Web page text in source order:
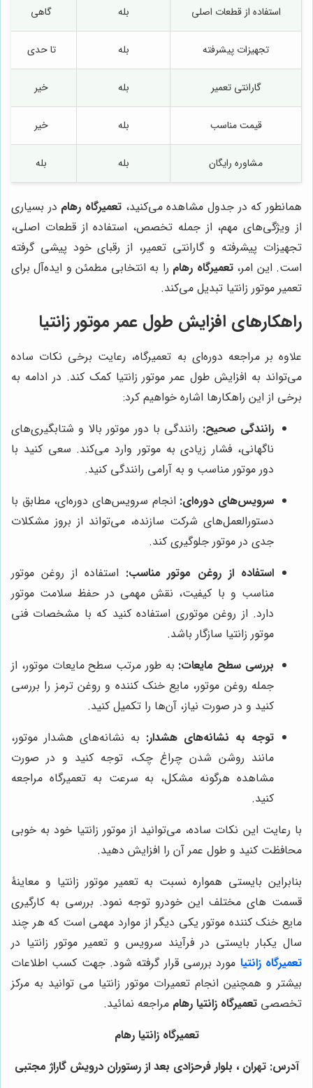
استفاده از قطعات اصلی بله گاهی
تجهیزات پیشرفته بله تا حدی
گارانتی تعمیر بله خیر
قیمت مناسب بله خیر
مشاوره رایگان بله بله
همانطور که در جدول مشاهده می‌کنید، تعمیرگاه رهام در بسیاری
از ویژگی‌های مهم، از جمله تخصص، استفاده از قطعات اصلی،
تجهیزات پیشرفته و گارانتی تعمیر، از رقبای خود پیشی گرفته
است. این امر،تعمیرگاه رهام را به انتخابی مطمئن و ایده‌آل برای
تعمیر موتور زانتیا تبدیل می‌کند.
راهکارهای افزایش طول عمر موتور زانتیا
علاوه بر مراجعه دوره‌ای به تعمیرگاه، رعایت برخی نکات ساده
می‌تواند به افزایش طول عمر موتور زانتیا کمک کند. در ادامه به
برخی از این راهکارها اشاره خواهیم کرد:
رانندگی صحیح: رانندگی با دور موتور بالا و شتابگیری‌های
ناگهانی، فشار زیادی به موتور وارد می‌کند. سعی کنید با
دور موتور مناسب و به آرامی رانندگی کنید.
سرویس‌های دوره‌ای: انجام سرویس‌های دوره‌ای، مطابق با
دستورالعمل‌های شرکت سازنده، می‌تواند از بروز مشکلات
جدی در موتور جلوگیری کند.
استفاده از روغن موتور مناسب: استفاده از روغن موتور
مناسب و با کیفیت، نقش مهمی در حفظ سلامت موتور
دارد. از روغن موتوری استفاده کنید که با مشخصات فنی
موتور زانتیا سازگار باشد.
بررسی سطح مایعات: به طور مرتب سطح مایعات موتور، از
جمله روغن موتور، مایع خنک کننده و روغن ترمز را بررسی
کنید و در صورت نیاز، آن‌ها را تکمیل کنید.
توجه به نشانه‌های هشدار: به نشانه‌های هشدار موتور،
مانند روشن شدن چراغ چک، توجه کنید و در صورت
مشاهده هرگونه مشکل، به سرعت به تعمیرگاه مراجعه
کنید.
با رعایت این نکات ساده، می‌توانید از موتور زانتیا خود به خوبی
محافظت کنید و طول عمر آن را افزایش دهید.
بنابراین بایستی همواره نسبت به تعمیر موتور زانتیا و معاینۀ
قسمت های مختلف این خودرو توجه نمود. بررسی به کارگیری
مایع خنک کننده موتور یکی دیگر از موارد مهمی است که هر چند
سال یکبار بایستی در فرآیند سرویس و تعمیر موتور زانتیا در
تعمیرگاه زانتیا مورد بررسی قرار گرفته شود. جهت کسب اطلاعات
بیشتر و همچنین انجام تعمیرات موتور زانتیا می توانید به مرکز
تخصصی تعمیرگاه زانتیا رهام مراجعه نمائید.
تعمیرگاه زانتیا رهام
آدرس: تهران ، بلوار فرحزادی بعد از رستوران درويش گاراژ مجتبی